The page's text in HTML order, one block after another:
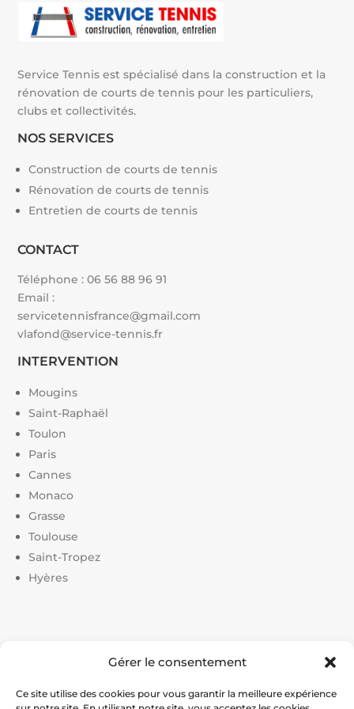
Gérer le consentement
Ce site utilise des cookies pour vous garantir la meilleure expérience
Service Tennis est spécialisé dans la construction et la
rénovation de courts de tennis pour les particuliers,
clubs et collectivités.
NOS SERVICES
Construction de courts de tennis
Rénovation de courts de tennis
Entretien de courts de tennis
CONTACT
Téléphone :06 56 88 96 91
Email :
servicetennisfrance@gmail.com
vlafond@service-tennis.fr
INTERVENTION
Mougins
Saint-Raphaël
Toulon
Paris
Cannes
Monaco
Grasse
Toulouse
Saint-Tropez
Hyères
Liens utiles :
tennis|Prix construction terrain de tennis|Devis